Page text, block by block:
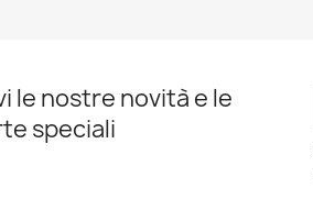
le nostre novità e le
speciali